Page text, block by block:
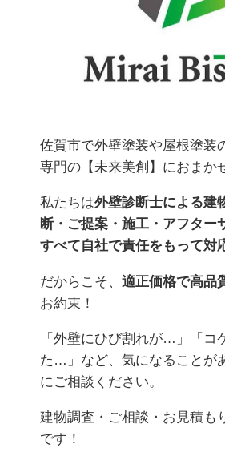
佐賀市で外壁塗装や屋根塗装
専門の【未来美創】におまか
私たちは外壁診断士による建
断・ご提案・施工・アフター
すべて自社で責任をもって対
だからこそ、適正価格で高品
お約束！
「外壁にひび割れが…」「コ
た…」など、気になることが
にご相談ください。
建物調査・ご相談・お見積も
です！